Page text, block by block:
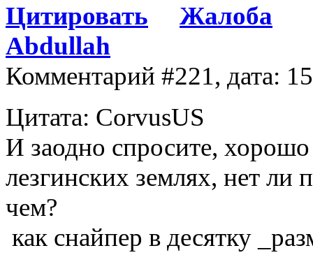
Цитировать
Жалоба
Abdullah
Комментарий #221, дата:
Цитата: CorvusUS
И заодно спросите,
лезгинских землях, нет
чем?
как снайпер в десятку